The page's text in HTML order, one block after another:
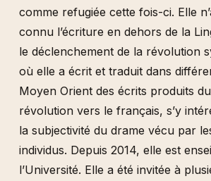
comme refugiée cette fois-ci. Elle
connu l’écriture en dehors de la
le déclenchement de la révolution
où elle a écrit et traduit dans
Moyen Orient des écrits produits
révolution vers le français, s’y
la subjectivité du drame vécu par
individus. Depuis 2014, elle est
l’Université. Elle a été invitée à